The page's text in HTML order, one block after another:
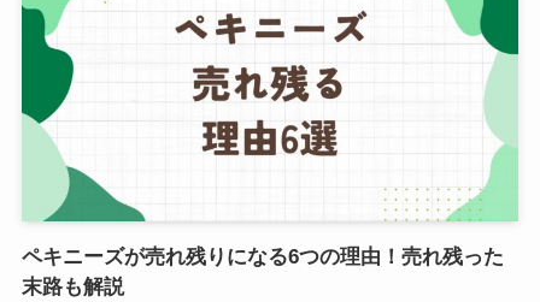
ペキニーズが売れ残りになる6つの理由！売れ残った
末路も解説